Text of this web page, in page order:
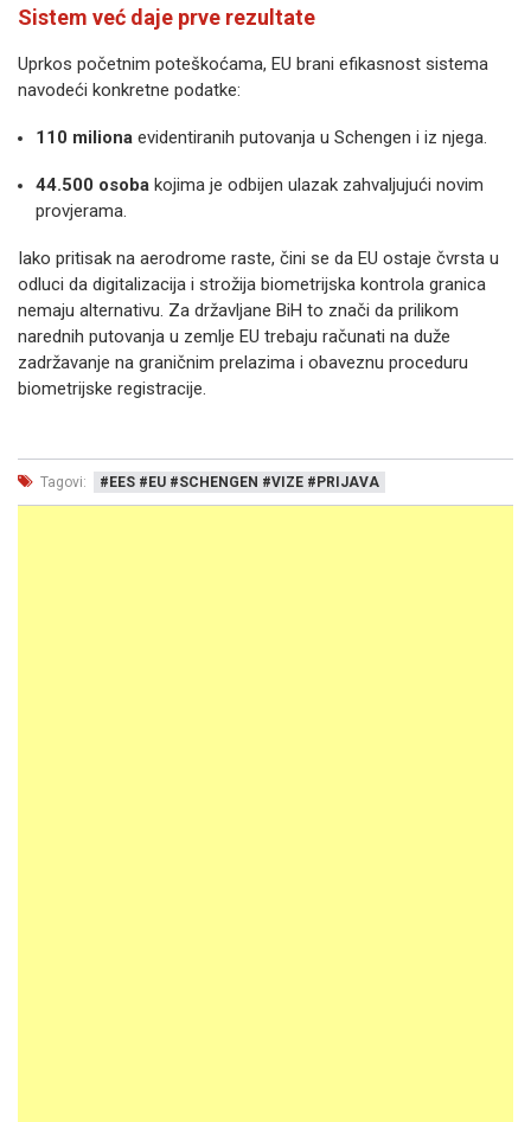
Sistem već daje prve rezultate
Uprkos početnim poteškoćama, EU brani efikasnost sistema
navodeći konkretne podatke:
110 miliona evidentiranih putovanja u Schengen i iz njega.
44.500 osoba kojima je odbijen ulazak zahvaljujući novim
provjerama.
Iako pritisak na aerodrome raste, čini se da EU ostaje čvrsta u
odluci da digitalizacija i strožija biometrijska kontrola granica
nemaju alternativu. Za državljane BiH to znači da prilikom
narednih putovanja u zemlje EU trebaju računati na duže
zadržavanje na graničnim prelazima i obaveznu proceduru
biometrijske registracije.
Tagovi: #EES #EU #SCHENGEN #VIZE #PRIJAVA